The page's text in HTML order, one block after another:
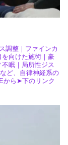
調整｜ファインカ
を向けた施術｜豪
不眠｜局所性ジス
ど、自律神経系の
から➤下のリンク